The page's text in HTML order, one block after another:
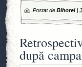
Postat de Bihorel|
după